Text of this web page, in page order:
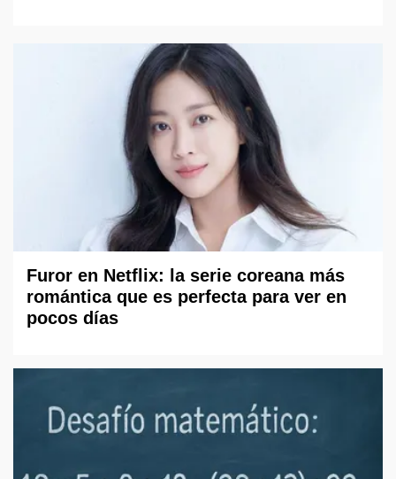
Furor en Netflix: la serie coreana más
romántica que es perfecta para ver en
pocos días